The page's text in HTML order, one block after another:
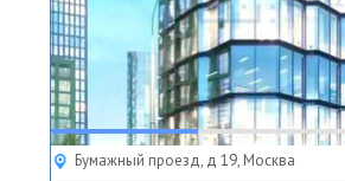
Бумажный проезд, д 19, Москва